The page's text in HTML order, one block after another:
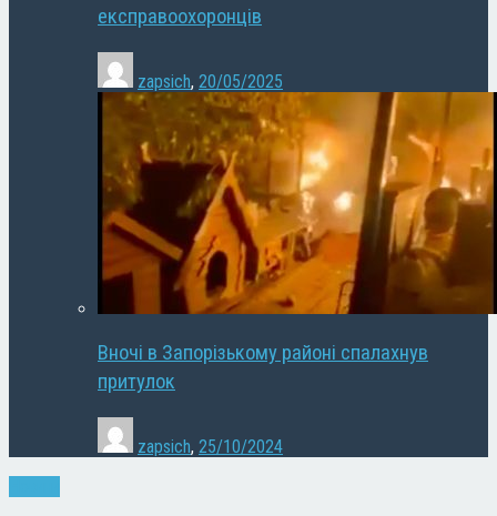
експравоохоронців
zapsich, 20/05/2025
Вночі в Запорізькому районі спалахнув
притулок
zapsich, 25/10/2024